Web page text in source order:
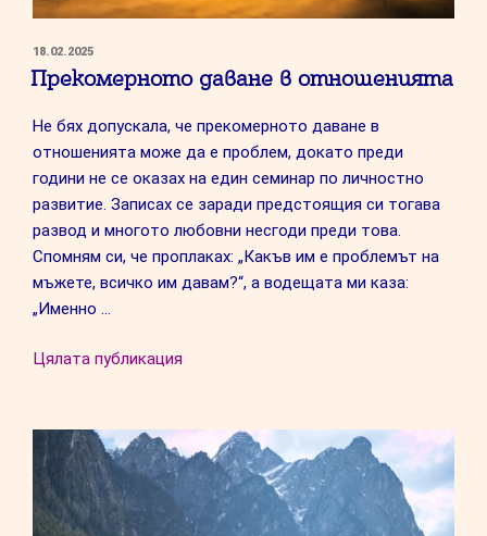
ПУБЛИКУВАНО
НА
18.02.2025
Прекомерното даване в отношенията
Не бях допускала, че прекомерното даване в
отношенията може да е проблем, докато преди
години не се оказах на един семинар по личностно
развитие. Записах се заради предстоящия си тогава
развод и многото любовни несгоди преди това.
Спомням си, че проплаках: „Какъв им е проблемът на
мъжете, всичко им давам?“, а водещата ми каза:
„Именно …
Цялата публикация
отношенията”